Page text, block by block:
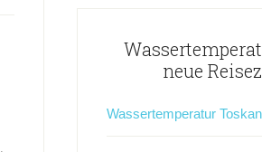
neue
Wassertemperatur